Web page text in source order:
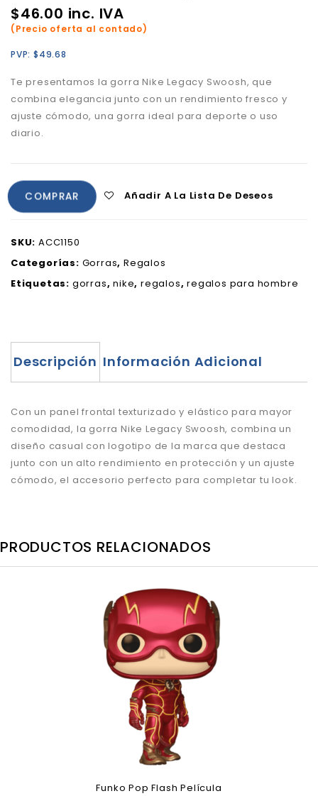
$46.00 inc. IVA
(Precio oferta al contado)
PVP: $49.68
Te presentamos la gorra Nike Legacy Swoosh, que
combina elegancia junto con un rendimiento fresco y
ajuste cómodo,una gorra ideal para deporte o uso
diario.
COMPRAR Añadir A La Lista De Deseos
SKU: ACC1150
Categorías: Gorras,Regalos
Etiquetas: gorras,nike,regalos,regalos para hombre
Descripción Información Adicional
Con un panel frontal texturizado y elástico para mayor
comodidad, la gorra Nike Legacy Swoosh, combina un
diseño casual con logotipo de la marca que destaca
junto con un alto rendimiento en protección y un ajuste
cómodo, el accesorio perfecto para completar tu look.
PRODUCTOS RELACIONADOS
Funko Pop Flash Película